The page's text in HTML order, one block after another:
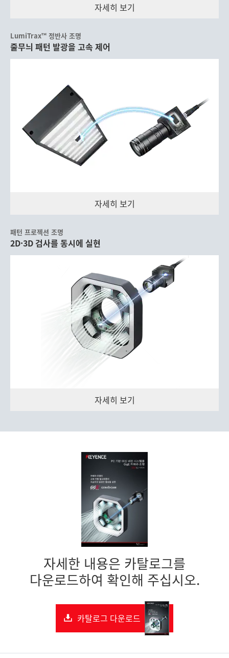
자세히 보기
LumiTrax™ 정반사 조명
줄무늬 패턴 발광을 고속 제어
자세히 보기
패턴 프로젝션 조명
2D·3D 검사를 동시에 실현
자세히 보기
자세한 내용은 카탈로그를
다운로드하여 확인해 주십시오.
카탈로그 다운로드